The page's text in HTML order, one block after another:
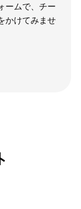
ームで、チー
かけてみませ